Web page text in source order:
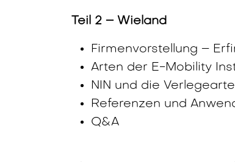
Teil 2 – Wieland
Firmenvorstellung –
Arten der E-Mobility
NIN und die
Referenzen und
Q&A